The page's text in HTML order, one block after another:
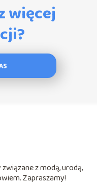
więcej
z modą, urodą,
Zapraszamy!